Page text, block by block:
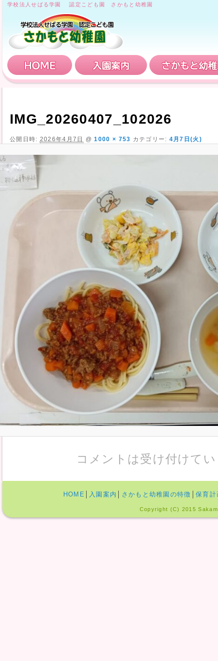
学校法人せばる学園 認定こども園 さかもと幼稚園
HOME 入園案内
IMG_20260407_102026
公開日時: 2026年4月7日 @1000 × 753 カテゴリー: 4月7日(火)
コメントは受け付けて
HOME 入園案内 さかもと幼稚園の特徴 保育計
Copyright (C) 2015